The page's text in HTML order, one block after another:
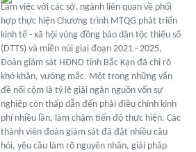
Làm việc với các sở, ngành liên quan về phối
hợp thực hiện Chương trình MTQG phát triển
kinh tế - xã hội vùng đồng bào dân tộc thiểu số
(DTTS) và miền núi giai đoạn 2021 - 2025,
Đoàn giám sát HĐND tỉnh Bắc Kạn đã chỉ rõ
khó khăn, vướng mắc. Một trong những vấn
đề nổi cộm là tỷ lệ giải ngân nguồn vốn sự
nghiệp còn thấp dẫn đến phải điều chỉnh kinh
phí nhiều lần, làm chậm tiến độ thực hiện. Các
thành viên đoàn giám sát đã đặt nhiều câu
hỏi, yêu cầu làm rõ nguyên nhân, giải pháp